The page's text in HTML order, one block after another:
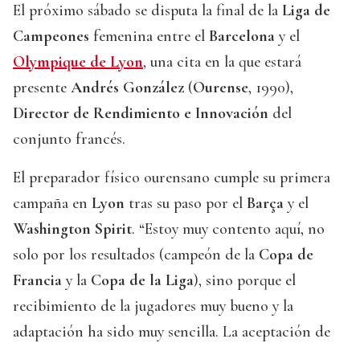
El próximo sábado se disputa la final de la Liga de
Campeones femenina entre el Barcelona y el
Olympique de Lyon, una cita en la que estará
presente Andrés González (Ourense, 1990),
Director de Rendimiento e Innovación del
conjunto francés.
El preparador físico ourensano cumple su primera
campaña en Lyon tras su paso por el Barça y el
Washington Spirit. “Estoy muy contento aquí, no
solo por los resultados (campeón de la Copa de
Francia y la Copa de la Liga), sino porque el
recibimiento de la jugadores muy bueno y la
adaptación ha sido muy sencilla. La aceptación de